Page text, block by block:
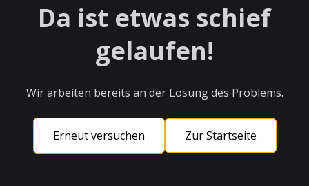
Da ist etwas schief
gelaufen!
Wir arbeiten bereits an der Lösung des Problems.
Erneut versuchen Zur Startseite